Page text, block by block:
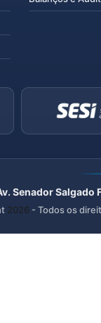
Senador
2026 - Todos os